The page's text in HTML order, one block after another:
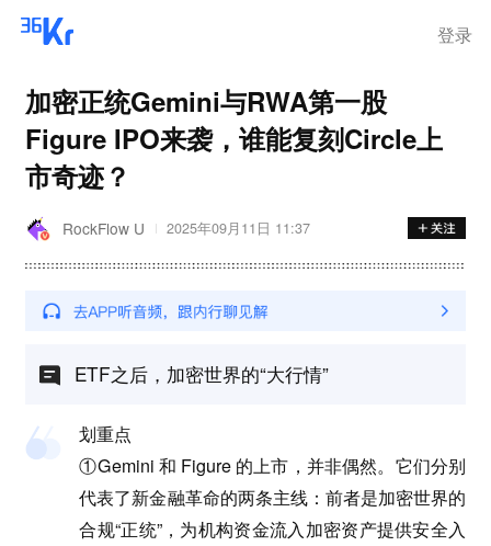
登录
加密正统Gemini与RWA第一股
Figure IPO来袭，谁能复刻Circle上
市奇迹？
RockFlow U 2025年09月11日 11:37
ETF之后，加密世界的“大行情”
划重点
①Gemini 和 Figure 的上市，并非偶然。它们分别
代表了新金融革命的两条主线：前者是加密世界的
合规“正统”，为机构资金流入加密资产提供安全入